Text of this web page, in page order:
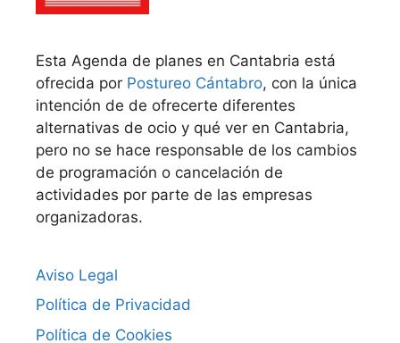
Esta Agenda de planes en Cantabria está
ofrecida por Postureo Cántabro, con la única
intención de de ofrecerte diferentes
alternativas de ocio y qué ver en Cantabria,
pero no se hace responsable de los cambios
de programación o cancelación de
actividades por parte de las empresas
organizadoras.
Aviso Legal
Política de Privacidad
Política de Cookies